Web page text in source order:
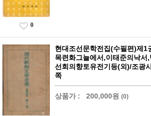
0
현대조선문학전집(수필편)제1
목련화그늘에서,이태준의낙서
선희의향토유전기등(외)/조광
쪽
상품가 : 200,000원 (0)